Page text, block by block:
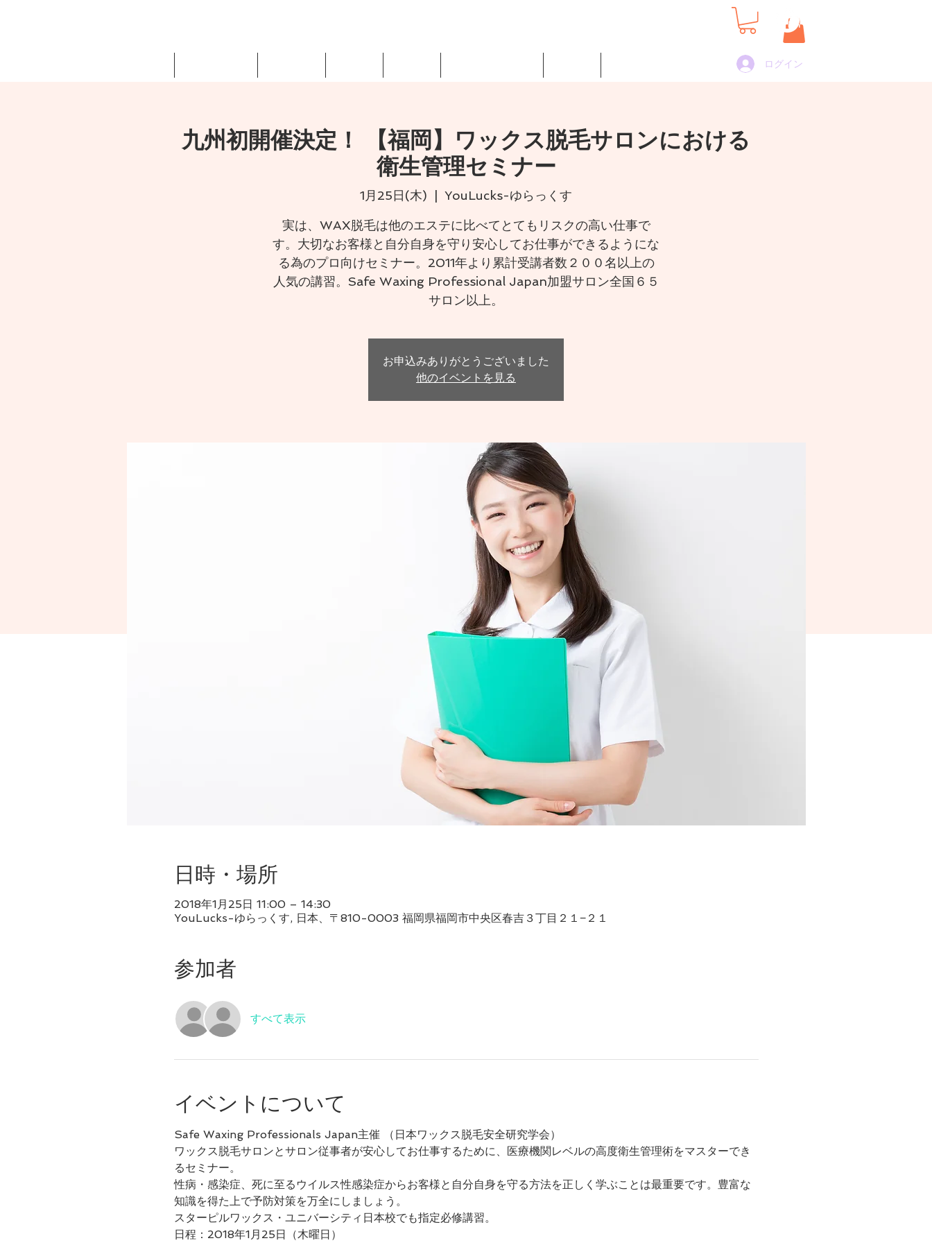
ログイン
九州初開催決定！ 【福岡】ワックス脱毛サロンにおける
衛生管理セミナー
1月25日(木) YouLucks-ゆらっくす
実は、WAX脱毛は他のエステに比べてとてもリスクの高い仕事で
す。大切なお客様と自分自身を守り安心してお仕事ができるようにな
る為のプロ向けセミナー。2011年より累計受講者数２００名以上の
人気の講習。Safe Waxing Professional Japan加盟サロン全国６５
サロン以上。
お申込みありがとうございました
他のイベントを見る
日時・場所
2018年1月25日 11:00 – 14:30
YouLucks-ゆらっくす, 日本、〒810-0003 福岡県福岡市中央区春吉３丁目２１−２１
参加者
すべて表示
イベントについて
Safe Waxing Professionals Japan主催 （日本ワックス脱毛安全研究学会）
ワックス脱毛サロンとサロン従事者が安心してお仕事するために、医療機関レベルの高度衛生管理術をマスターでき
るセミナー。
性病・感染症、死に至るウイルス性感染症からお客様と自分自身を守る方法を正しく学ぶことは最重要です。豊富な
知識を得た上で予防対策を万全にしましょう。
スターピルワックス・ユニバーシティ日本校でも指定必修講習。
日程：2018年1月25日（木曜日）